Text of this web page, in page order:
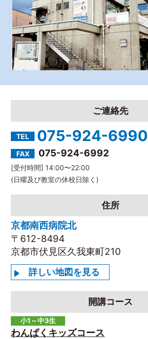
ご連絡先
TEL 075-924-6990
FAX 075-924-6992
[受付時間] 14:00〜22:00
(日曜及び教室の休校日除く)
住所
京都南西病院北
〒612-8494
京都市伏見区久我東町210
詳しい地図を見る
開講コース
小1～中3生
わんぱくキッズコース